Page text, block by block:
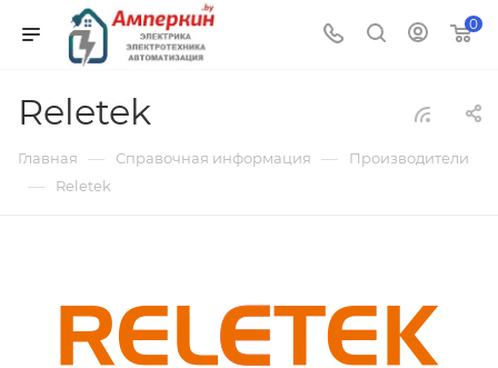
0
Reletek
Главная — Справочная информация — Производители
— Reletek